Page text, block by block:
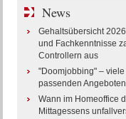
News
Gehaltsübersicht
und Fachkenntnisse
Controllern aus
"Doomjobbing" –
passenden
Wann im Homeoffice
Mittagessens